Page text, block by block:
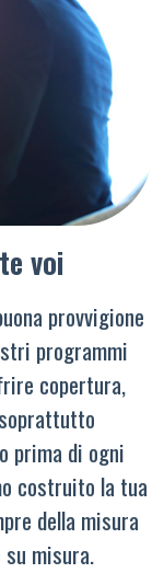
voi
provvigione
programmi
copertura,
prima di ogni
costruito la tua
della misura
misura.